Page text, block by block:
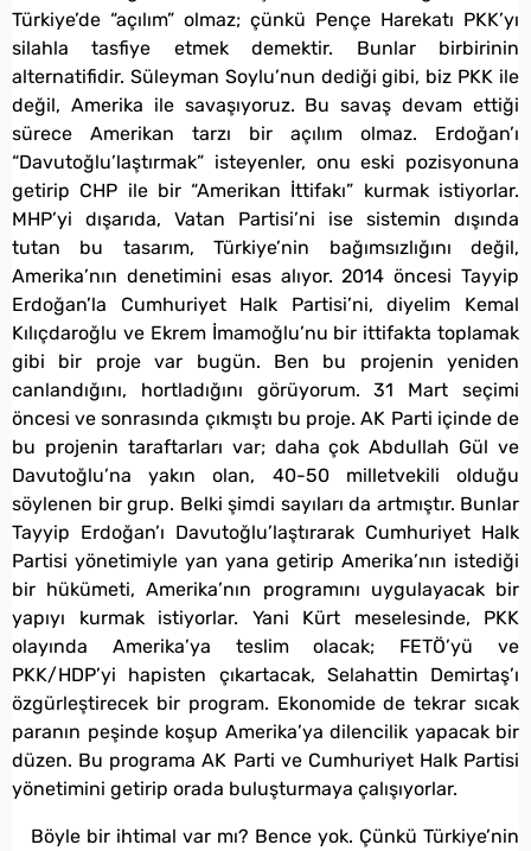
Türkiye’de “açılım” olmaz; çünkü Pençe Harekatı PKK’yı
silahla tasfiye etmek demektir. Bunlar birbirinin
alternatifidir. Süleyman Soylu’nun dediği gibi, biz PKK ile
değil, Amerika ile savaşıyoruz. Bu savaş devam ettiği
sürece Amerikan tarzı bir açılım olmaz. Erdoğan’ı
“Davutoğlu’laştırmak” isteyenler, onu eski pozisyonuna
getirip CHP ile bir “Amerikan İttifakı” kurmak istiyorlar.
MHP’yi dışarıda, Vatan Partisi’ni ise sistemin dışında
tutan bu tasarım, Türkiye’nin bağımsızlığını değil,
Amerika’nın denetimini esas alıyor. 2014 öncesi Tayyip
Erdoğan’la Cumhuriyet Halk Partisi’ni, diyelim Kemal
Kılıçdaroğlu ve Ekrem İmamoğlu’nu bir ittifakta toplamak
gibi bir proje var bugün. Ben bu projenin yeniden
canlandığını, hortladığını görüyorum. 31 Mart seçimi
öncesi ve sonrasında çıkmıştı bu proje. AK Parti içinde de
bu projenin taraftarları var; daha çok Abdullah Gül ve
Davutoğlu’na yakın olan, 40-50 milletvekili olduğu
söylenen bir grup. Belki şimdi sayıları da artmıştır. Bunlar
Tayyip Erdoğan’ı Davutoğlu’laştırarak Cumhuriyet Halk
Partisi yönetimiyle yan yana getirip Amerika’nın istediği
bir hükümeti, Amerika’nın programını uygulayacak bir
yapıyı kurmak istiyorlar. Yani Kürt meselesinde, PKK
olayında Amerika’ya teslim olacak; FETÖ’yü ve
PKK/HDP’yi hapisten çıkartacak, Selahattin Demirtaş’ı
özgürleştirecek bir program. Ekonomide de tekrar sıcak
paranın peşinde koşup Amerika’ya dilencilik yapacak bir
düzen. Bu programa AK Parti ve Cumhuriyet Halk Partisi
yönetimini getirip orada buluşturmaya çalışıyorlar.
Böyle bir ihtimal var mı? Bence yok. Çünkü Türkiye’nin